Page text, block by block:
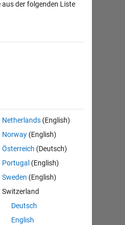
aus der folgenden Liste
Netherlands (English)
Norway (English)
Österreich (Deutsch)
Portugal (English)
Sweden (English)
Switzerland
Deutsch
English